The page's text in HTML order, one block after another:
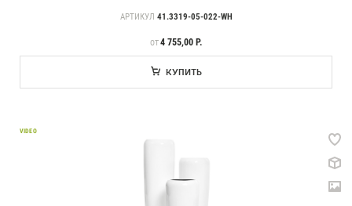
АРТИКУЛ 41.3319-05-022-WH
ЦЕНА
ОТ4 755,00 Р.
КУПИТЬ
VIDEO